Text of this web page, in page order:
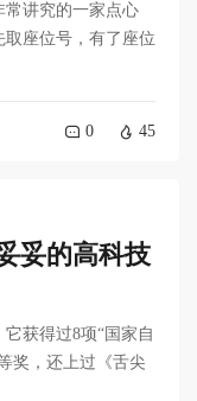
常讲究的一家点心
座位号，有了座位
0 45
妥的高科技
获得过8项“国家自
奖，还上过《舌尖